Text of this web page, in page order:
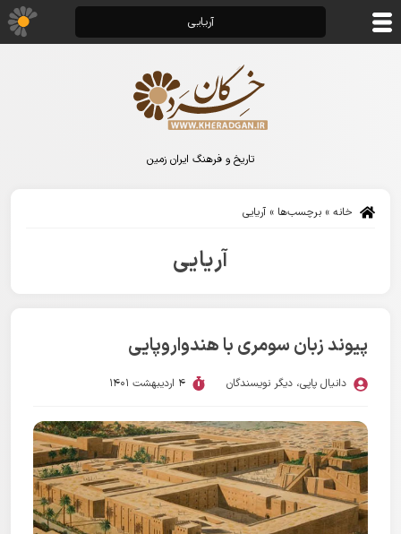
تاریخ و فرهنگ ایران زمین
خانه » برچسب‌ها » آریایی
آریایی
پیوند زبان سومری با هندواروپایی
دانیال پاپی، دیگر نویسندگان 4 اردیبهشت 1401
آریایی